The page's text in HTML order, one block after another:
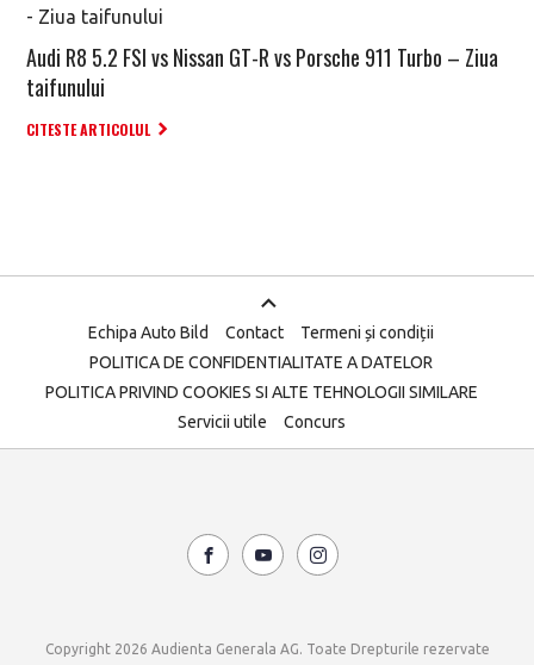
Audi R8 5.2 FSI vs Nissan GT-R vs Porsche 911 Turbo – Ziua
taifunului
CITESTE ARTICOLUL
Echipa Auto Bild Contact
Termeni și condiții
POLITICA DE CONFIDENTIALITATE A DATELOR
POLITICA PRIVIND COOKIES SI ALTE TEHNOLOGII SIMILARE
Servicii utile
Concurs
Copyright 2026 Audienta Generala AG. Toate Drepturile rezervate